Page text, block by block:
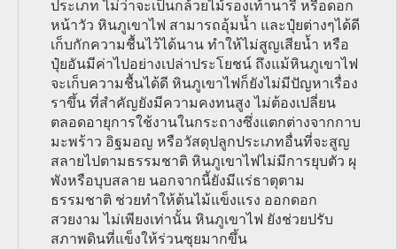
ประเภท ไม่ว่าจะเป็นกล้วยไม้รองเท้านารี หรือดอก
หน้าวัว หินภูเขาไฟ สามารถอุ้มน้ำ และปุ๋ยต่างๆได้ดี
เก็บกักความชื้นไว้ได้นาน ทำให้ไม่สูญเสียน้ำ หรือ
ปุ๋ยอันมีค่าไปอย่างเปล่าประโยชน์ ถึงแม้หินภูเขาไฟ
จะเก็บความชื้นได้ดี หินภูเขาไฟก็ยังไม่มีปัญหาเรื่อง
ราขึ้น ที่สำคัญยังมีความคงทนสูง ไม่ต้องเปลี่ยน
ตลอดอายุการใช้งานในกระถางซึ่งแตกต่างจากกาบ
มะพร้าว อิฐมอญ หรือวัสดุปลูกประเภทอื่นที่จะสูญ
สลายไปตามธรรมชาติ หินภูเขาไฟไม่มีการยุบตัว ผุ
พังหรือบุบสลาย นอกจากนี้ยังมีแร่ธาตุตาม
ธรรมชาติ ช่วยทำให้ต้นไม้แข็งแรง ออกดอก
สวยงาม ไม่เพียงเท่านั้น หินภูเขาไฟ ยังช่วยปรับ
สภาพดินที่แข็งให้ร่วนซุยมากขึ้น